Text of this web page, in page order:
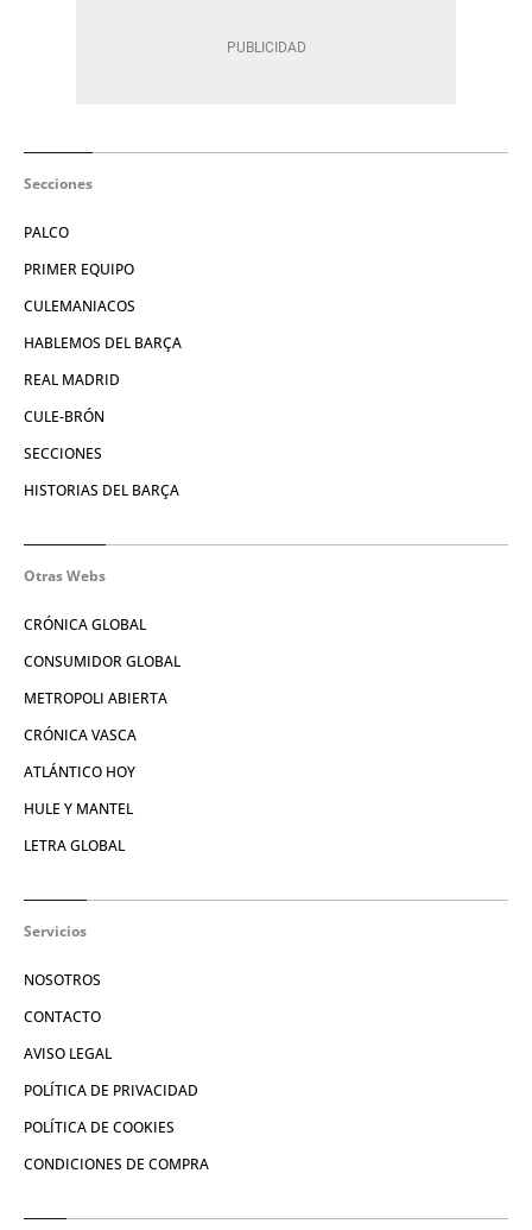
Secciones
PALCO
PRIMER EQUIPO
CULEMANIACOS
HABLEMOS DEL BARÇA
REAL MADRID
CULE-BRÓN
SECCIONES
HISTORIAS DEL BARÇA
Otras Webs
CRÓNICA GLOBAL
CONSUMIDOR GLOBAL
METROPOLI ABIERTA
CRÓNICA VASCA
ATLÁNTICO HOY
HULE Y MANTEL
LETRA GLOBAL
Servicios
NOSOTROS
CONTACTO
AVISO LEGAL
POLÍTICA DE PRIVACIDAD
POLÍTICA DE COOKIES
CONDICIONES DE COMPRA